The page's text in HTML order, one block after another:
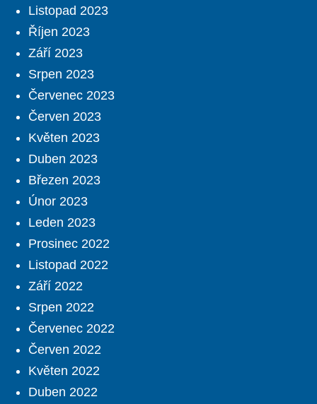
Listopad 2023
Říjen 2023
Září 2023
Srpen 2023
Červenec 2023
Červen 2023
Květen 2023
Duben 2023
Březen 2023
Únor 2023
Leden 2023
Prosinec 2022
Listopad 2022
Září 2022
Srpen 2022
Červenec 2022
Červen 2022
Květen 2022
Duben 2022